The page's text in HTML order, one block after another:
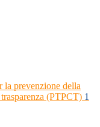
la prevenzione della
(PTPCT) 1